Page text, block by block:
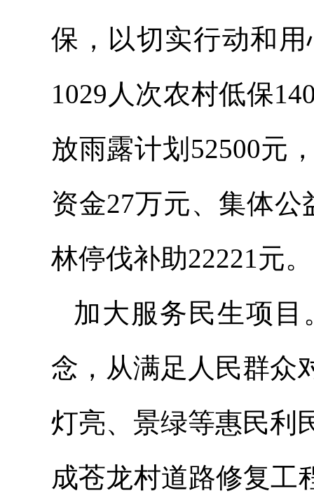
保，以切实行动和
1029人次农村低保
放雨露计划52500元
资金27万元、集体公
林停伐补助22221元。
加大服务民生项
念，从满足人民群众
灯亮、景绿等惠民利
成苍龙村道路修复工